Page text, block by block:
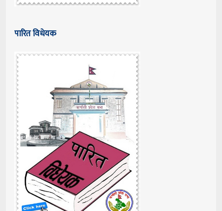
पारित विधेयक